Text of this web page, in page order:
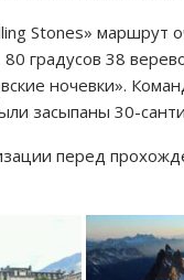
Stones» маршрут
градусов 38
ночевки».
засыпаны 30-
перед